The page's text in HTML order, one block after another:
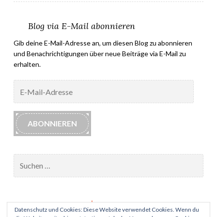
Blog via E-Mail abonnieren
Gib deine E-Mail-Adresse an, um diesen Blog zu abonnieren
und Benachrichtigungen über neue Beiträge via E-Mail zu
erhalten.
Mail-
Adresse
ABONNIEREN
nach:
Impressum
Datenschutz und Cookies: Diese Website verwendet Cookies. Wenn du